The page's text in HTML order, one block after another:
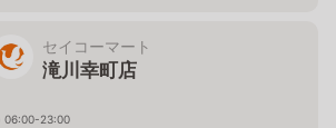
セイコーマート
滝川幸町店
06:00-23:00